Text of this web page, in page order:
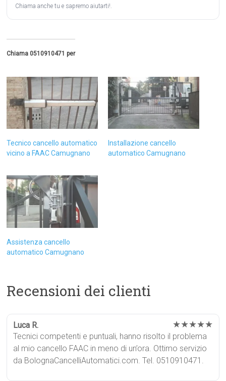
Chiama anche tu e sapremo aiutarti!.
Chiama 0510910471 per
Tecnico cancello automatico
vicino a FAAC Camugnano
Installazione cancello
automatico Camugnano
Assistenza cancello
automatico Camugnano
Recensioni dei clienti
Luca R. ★★★★★
Tecnici competenti e puntuali, hanno risolto il problema
al mio cancello FAAC in meno di un’ora. Ottimo servizio
da BolognaCancelliAutomatici.com. Tel. 0510910471.